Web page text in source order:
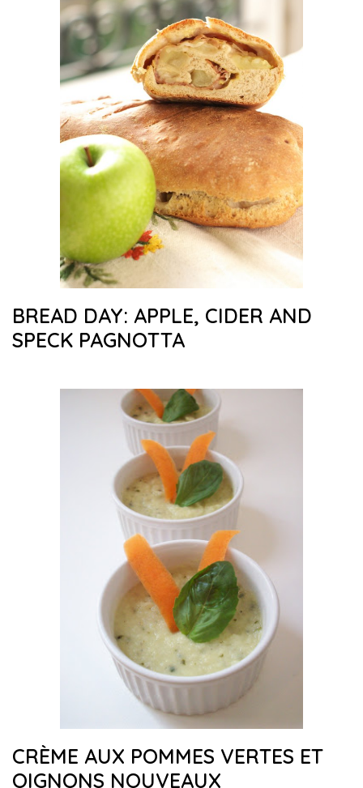
BREAD DAY: APPLE, CIDER AND
SPECK PAGNOTTA
CRÈME AUX POMMES VERTES ET
OIGNONS NOUVEAUX